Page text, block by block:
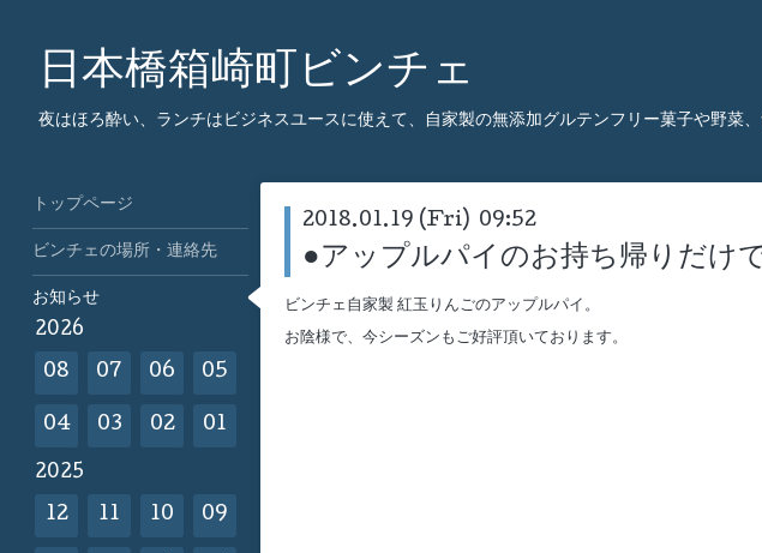
日本橋箱崎町ビンチェ
夜はほろ酔い、ランチはビジネスユースに使えて、自家製の無添加グルテンフリー菓子や野菜
2018.01.19 (Fri) 09:52
●アップルパイのお持ち帰りだけ
ビンチェ自家製 紅玉りんごのアップルパイ。
お陰様で、今シーズンもご好評頂いております。
トップページ
ビンチェの場所・連絡先
お知らせ
2026
08 07 06 05
04 03 02 01
2025
12 11 10 09